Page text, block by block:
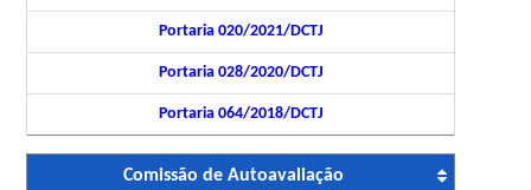
Portaria 020/2021/DCTJ
Portaria 028/2020/DCTJ
Portaria 064/2018/DCTJ
Comissão de Autoavaliação